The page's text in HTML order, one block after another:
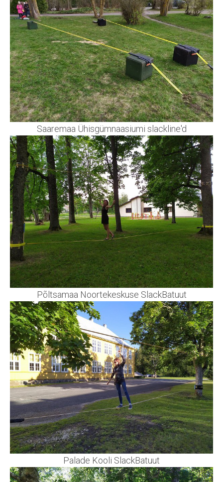
Saaremaa Ühisgümnaasiumi slackline'd
Põltsamaa Noortekeskuse SlackBatuut
Palade Kooli SlackBatuut